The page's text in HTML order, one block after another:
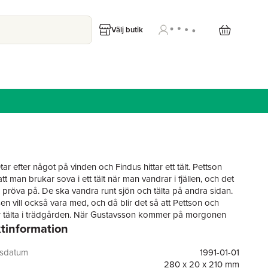
Välj butik
efter något på vinden och Findus hittar ett tält. Pettson
man brukar sova i ett tält när man vandrar i fjällen, och det
pröva på. De ska vandra runt sjön och tälta på andra sidan.
vill också vara med, och då blir det så att Pettson och
tälta i trädgården. När Gustavsson kommer på morgonen
komma ut ur tältet berättar Pett
1991-01-01
280 x 20 x 210 mm